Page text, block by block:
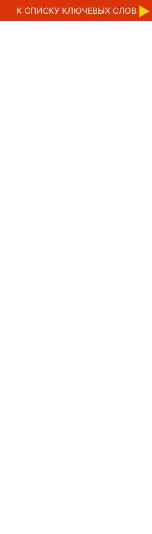
К CПИСКУ КЛЮЧЕВЫХ СЛОВ